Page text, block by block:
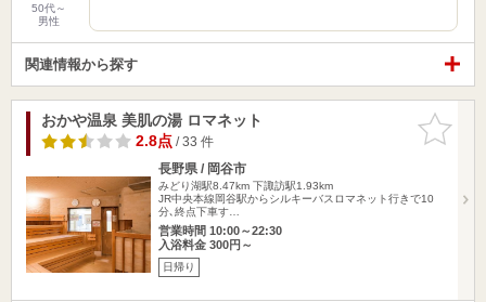
50代～
男性
関連情報から探す
お気に入
りに追加
おかや温泉 美肌の湯 ロマネット
2.8点/ 33 件
長野県 / 岡谷市
みどり湖駅8.47km 下諏訪駅1.93km
JR中央本線岡谷駅からシルキーバスロマネット行きで10
分､終点下車す…
営業時間 10:00～22:30
入浴料金 300円～
日帰り